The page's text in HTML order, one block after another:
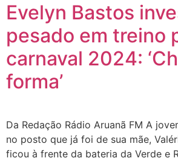
Evelyn Bastos
pesado em treino
carnaval 2024:
forma’
Da Redação Rádio Aruanã FM A
no posto que já foi de sua mãe,
ficou à frente da bateria da Verde e